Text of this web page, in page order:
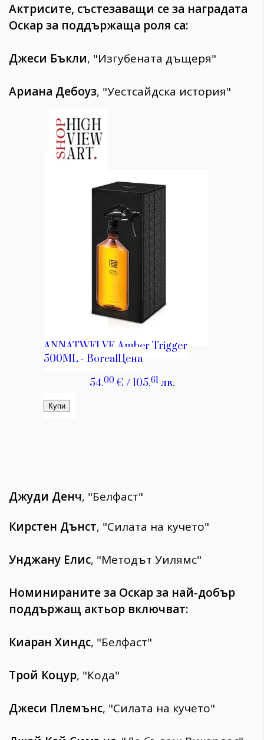
Актрисите, състезаващи се за наградата
Оскар за поддържаща роля са:
Джеси Бъкли, "Изгубената дъщеря"
Ариана Дебоуз, "Уестсайдска история"
Джуди Денч, "Белфаст"
Кирстен Дънст, "Силата на кучето"
Унджану Елис, "Методът Уилямс"
Номинираните за Оскар за най-добър
поддържащ актьор включват:
Киаран Хиндс, "Белфаст"
Трой Коцур, "Кода"
Джеси Племънс, "Силата на кучето"